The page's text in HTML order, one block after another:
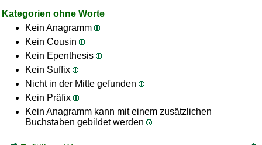
Kategorien ohne Worte
Kein Anagramm
Kein Cousin
Kein Epenthesis
Kein Suffix
Nicht in der Mitte gefunden
Kein Präfix
Kein Anagramm kann mit einem zusätzlichen
Buchstaben gebildet werden